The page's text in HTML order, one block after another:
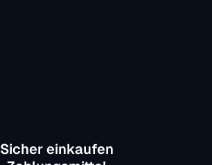
Sicher einkaufen